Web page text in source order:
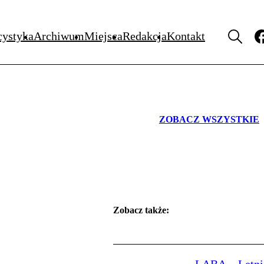
ArchiwumMiejscaRedakcjaKontakt
ZOBACZ WSZYSTKIE
Zobacz także: